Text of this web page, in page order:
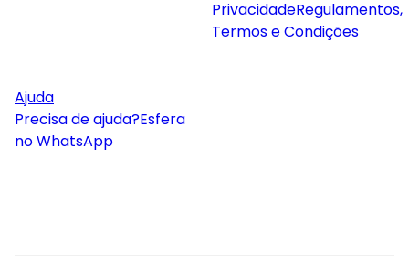
PrivacidadeRegulamentos,
Termos e Condições
Ajuda
Precisa de ajuda?Esfera
no WhatsApp